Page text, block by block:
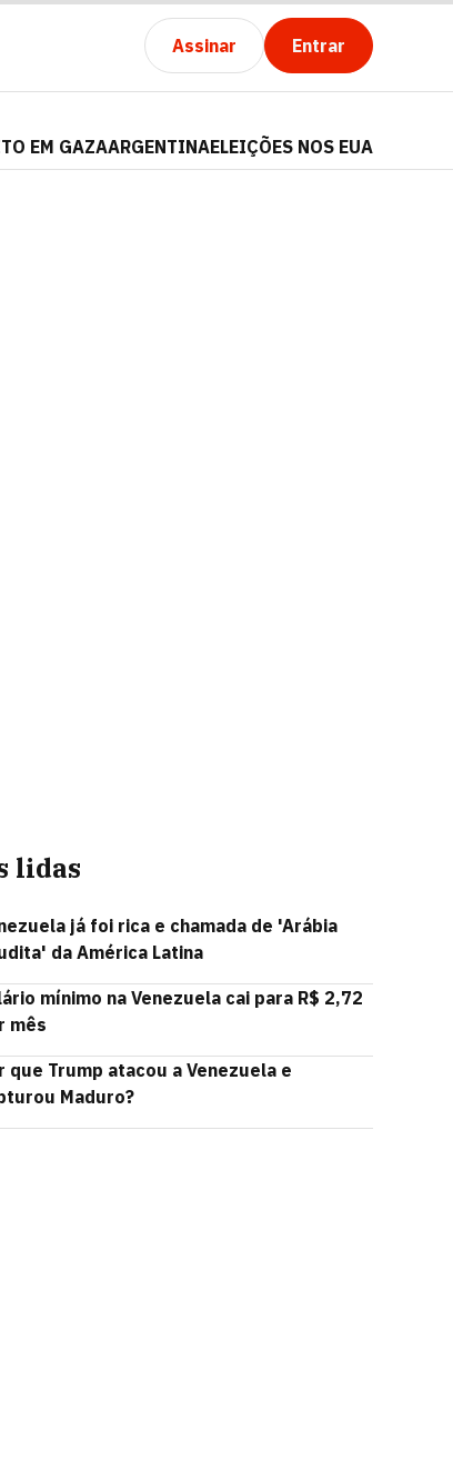
Assinar Entrar
EM GAZAARGENTINAELEIÇÕES NOS EUA
lidas
já foi rica e chamada de 'Arábia
da América Latina
mínimo na Venezuela cai para R$ 2,72
mês
que Trump atacou a Venezuela e
Maduro?